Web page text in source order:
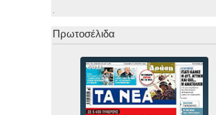
Πρωτοσέλιδα